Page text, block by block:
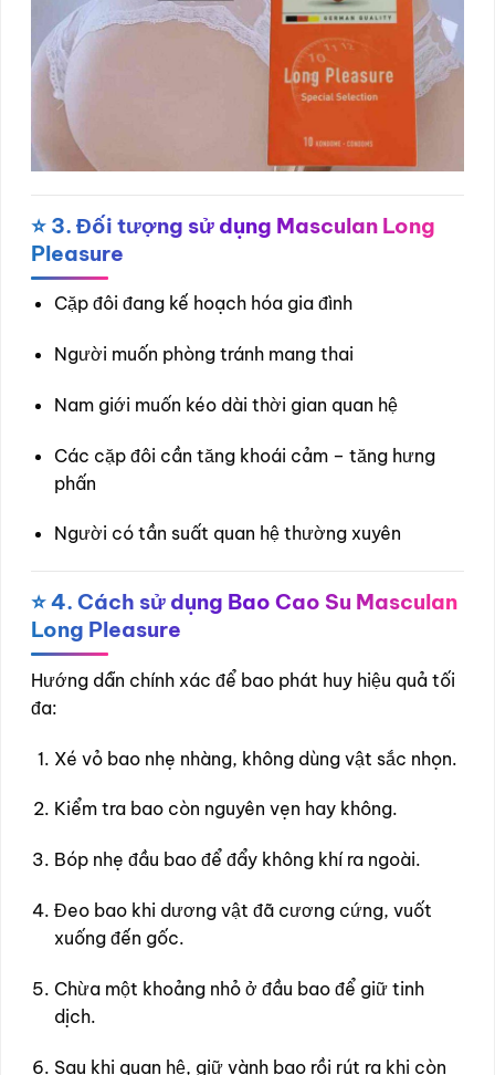
⭐ 3. Đối tượng sử dụng Masculan Long
Pleasure
Cặp đôi đang kế hoạch hóa gia đình
Người muốn phòng tránh mang thai
Nam giới muốn kéo dài thời gian quan hệ
Các cặp đôi cần tăng khoái cảm – tăng hưng
phấn
Người có tần suất quan hệ thường xuyên
⭐4. Cách sử dụng Bao Cao Su Masculan
Long Pleasure
Hướng dẫn chính xác để bao phát huy hiệu quả tối
đa:
Xé vỏ bao nhẹ nhàng, không dùng vật sắc nhọn.
Kiểm tra bao còn nguyên vẹn hay không.
Bóp nhẹ đầu bao để đẩy không khí ra ngoài.
Đeo bao khi dương vật đã cương cứng, vuốt
xuống đến gốc.
Chừa một khoảng nhỏ ở đầu bao để giữ tinh
dịch.
Sau khi quan hệ, giữ vành bao rồi rút ra khi còn